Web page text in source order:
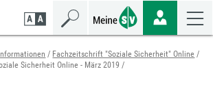
Fachzeitschrift "Soziale Sicherheit" Online
Sicherheit Online - März 2019